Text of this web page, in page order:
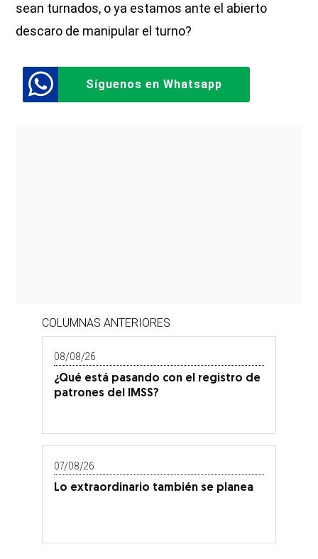
sean turnados, o ya estamos ante el abierto
descaro de manipular el turno?
Síguenos en Whatsapp
COLUMNAS ANTERIORES
08/08/26
¿Qué está pasando con el registro de
patrones del IMSS?
07/08/26
Lo extraordinario también se planea